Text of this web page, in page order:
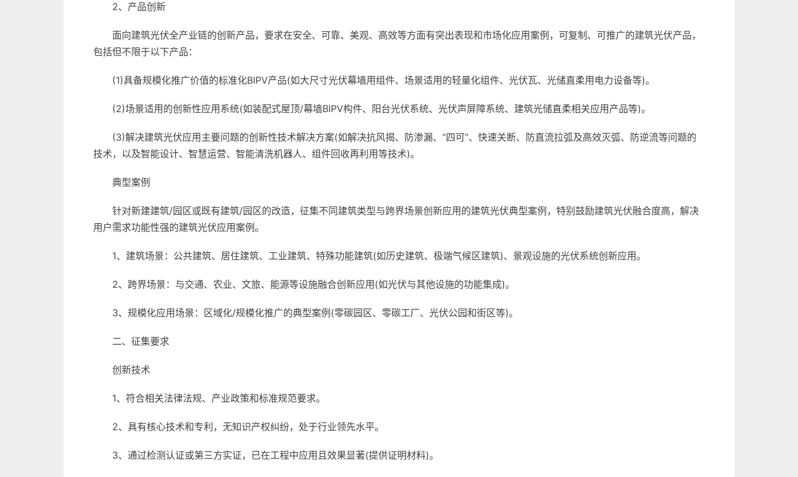
2、产品创新
面向建筑光伏全产业链的创新产品，要求在安全、可靠、美观、高效等方面有突出表现和市场化应用案例，可复制、可推广的建筑光伏产品，
包括但不限于以下产品：
(1)具备规模化推广价值的标准化BIPV产品(如大尺寸光伏幕墙用组件、场景适用的轻量化组件、光伏瓦、光储直柔用电力设备等)。
(2)场景适用的创新性应用系统(如装配式屋顶/幕墙BIPV构件、阳台光伏系统、光伏声屏障系统、建筑光储直柔相关应用产品等)。
(3)解决建筑光伏应用主要问题的创新性技术解决方案(如解决抗风揭、防渗漏、“四可”、快速关断、防直流拉弧及高效灭弧、防逆流等问题的
技术，以及智能设计、智慧运营、智能清洗机器人、组件回收再利用等技术)。
典型案例
针对新建建筑/园区或既有建筑/园区的改造，征集不同建筑类型与跨界场景创新应用的建筑光伏典型案例，特别鼓励建筑光伏融合度高，解决
用户需求功能性强的建筑光伏应用案例。
1、建筑场景：公共建筑、居住建筑、工业建筑、特殊功能建筑(如历史建筑、极端气候区建筑)、景观设施的光伏系统创新应用。
2、跨界场景：与交通、农业、文旅、能源等设施融合创新应用(如光伏与其他设施的功能集成)。
3、规模化应用场景：区域化/规模化推广的典型案例(零碳园区、零碳工厂、光伏公园和街区等)。
二、征集要求
创新技术
1、符合相关法律法规、产业政策和标准规范要求。
2、具有核心技术和专利，无知识产权纠纷，处于行业领先水平。
3、通过检测认证或第三方实证，已在工程中应用且效果显著(提供证明材料)。